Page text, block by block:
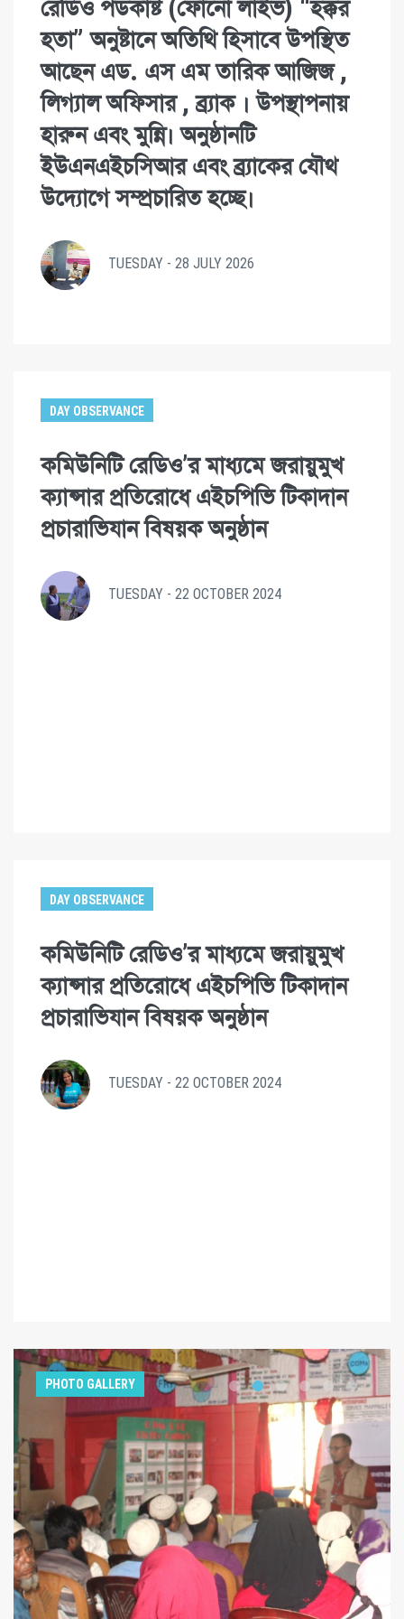
রেডিও পডকাষ্ট (ফোনো লাইভ) “হক্কর
হতা” অনুষ্টানে অতিথি হিসাবে উপস্থিত
আছেন এড. এস এম তারিক আজিজ ,
লিগ্যাল অফিসার , ব্র্যাক । উপস্থাপনায়
হারুন এবং মুন্নি। অনুষ্ঠানটি
ইউএনএইচসিআর এবং ব্র্যাকের যৌথ
উদ্যোগে সম্প্রচারিত হচ্ছে।
TUESDAY - 28 JULY 2026
DAY OBSERVANCE
কমিউনিটি রেডিও’র মাধ্যমে জরায়ুমুখ
ক্যান্সার প্রতিরোধে এইচপিভি টিকাদান
প্রচারাভিযান বিষয়ক অনুষ্ঠান
TUESDAY - 22 OCTOBER 2024
DAY OBSERVANCE
কমিউনিটি রেডিও’র মাধ্যমে জরায়ুমুখ
ক্যান্সার প্রতিরোধে এইচপিভি টিকাদান
প্রচারাভিযান বিষয়ক অনুষ্ঠান
TUESDAY - 22 OCTOBER 2024
PHOTO GALLERY